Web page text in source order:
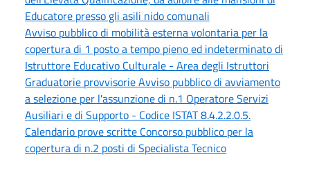
Educatore presso gli asili nido comunali
Avviso pubblico di mobilità esterna volontaria per la
copertura di 1 posto a tempo pieno ed indeterminato di
Istruttore Educativo Culturale - Area degli Istruttori
Graduatorie provvisorie Avviso pubblico di avviamento
a selezione per l'assunzione di n.1 Operatore Servizi
Ausiliari e di Supporto - Codice ISTAT 8.4.2.2.0.5.
Calendario prove scritte Concorso pubblico per la
copertura di n.2 posti di Specialista Tecnico